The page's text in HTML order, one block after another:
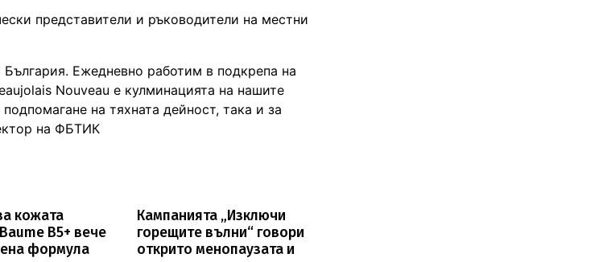
представители и ръководители на местни
Ежедневно работим в подкрепа на
Nouveau e кулминацията на нашите
на тяхната дейност, така и за
на ФБТИК
кожата
B5+ вече
формула
Кампанията „Изключи
горещите вълни“ говори
открито менопаузата и